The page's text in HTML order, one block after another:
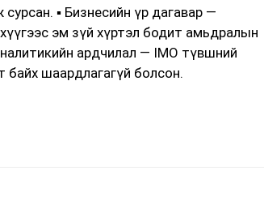
▪️ Бизнесийн үр дагавар —
эм зүй хүртэл бодит амьдралын
ардчилал — IMO түвшний
шаардлагагүй болсон.